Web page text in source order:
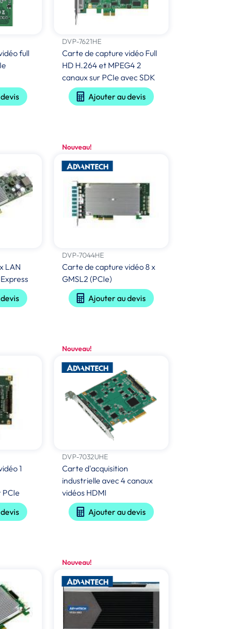
full
DVP-7621HE
Carte de capture vidéo Full
HD H.264 et MPEG4 2
canaux sur PCIe avec SDK
Ajouter au devis
LAN
Nouveau!
DVP-7044HE
Carte de capture vidéo 8 x
GMSL2 (PCIe)
Ajouter au devis
1
Nouveau!
DVP-7032UHE
Carte d'acquisition
industrielle avec 4 canaux
vidéos HDMI
Ajouter au devis
Nouveau!